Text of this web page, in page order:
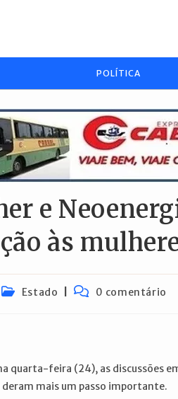
POLÍTICA
e
às
Categoria
Estado
Comentários
0 comentário
quarta-feira (24), as discussões
mais um passo importante.